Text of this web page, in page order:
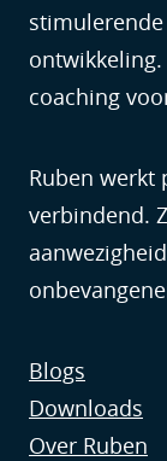
coaching
Ruben werkt
verbindend.
Blogs
Downloads
Over Ruben